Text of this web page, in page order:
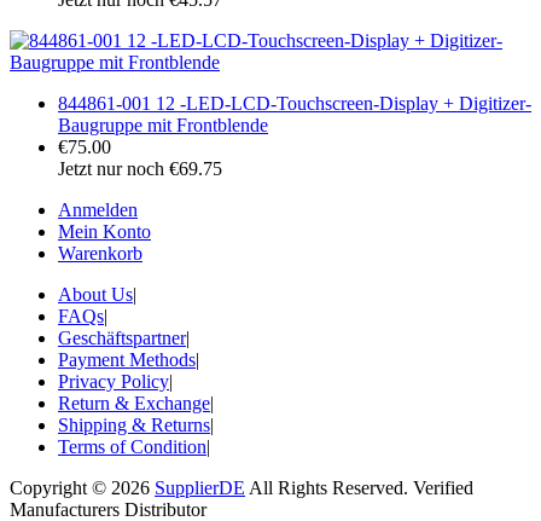
844861-001 12 -LED-LCD-Touchscreen-Display + Digitizer-
Baugruppe mit Frontblende
€75.00
Jetzt nur noch €69.75
Anmelden
Mein Konto
Warenkorb
About Us|
FAQs|
Geschäftspartner|
Payment Methods|
Privacy Policy|
Return & Exchange|
Shipping & Returns|
Terms of Condition|
Copyright © 2026 SupplierDE All Rights Reserved. Verified
Manufacturers Distributor